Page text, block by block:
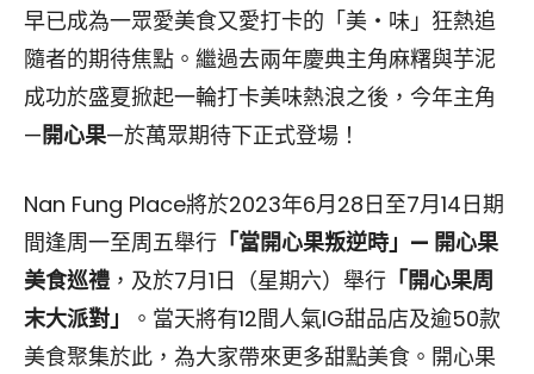
早已成為一眾愛美食又愛打卡的「美‧味」狂熱追
隨者的期待焦點。繼過去兩年慶典主角麻糬與芋泥
成功於盛夏掀起一輪打卡美味熱浪之後，今年主角
—開心果—於萬眾期待下正式登場！
Nan Fung Place將於2023年6月28日至7月14日期
間逢周一至周五舉行 「當開心果叛逆時」— 開心果
美食巡禮 ，及於7月1日（星期六）舉行 「開心果周
末大派對」
。當天將有12間人氣IG甜品店及逾50款
美食聚集於此，為大家帶來更多甜點美食。開心果